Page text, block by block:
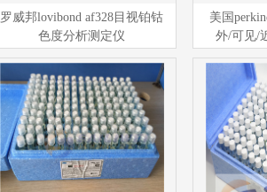
罗威邦lovibond af328目视铂钴
色度分析测定仪
美国
外/可见/